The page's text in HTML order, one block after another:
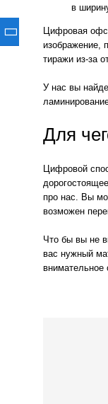

в
Цифровая
изображение,
тиражи из-за
У нас вы
Для
Цифровой
про нас. Вы
возможен
Что бы вы не
вас нужный
внимательное